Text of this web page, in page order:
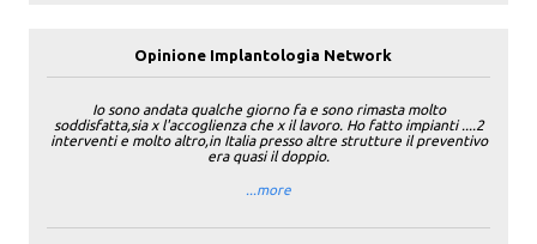
Opinione Implantologia Network
Io sono andata qualche giorno fa e sono rimasta molto
soddisfatta,sia x l'accoglienza che x il lavoro. Ho fatto impianti ....2
interventi e molto altro,in Italia presso altre strutture il preventivo
era quasi il doppio.
...more